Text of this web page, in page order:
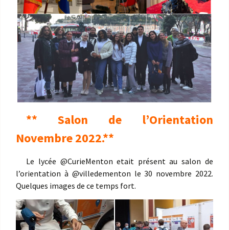
** Salon de l’Orientation
Novembre 2022.**
Le lycée @CurieMenton etait présent au salon de
l’orientation à @villedementon le 30 novembre 2022.
Quelques images de ce temps fort.